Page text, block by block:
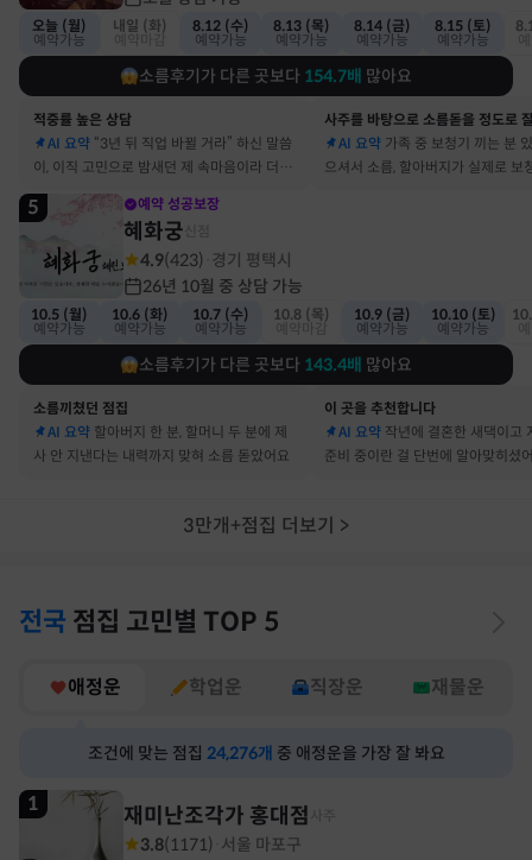
오늘 (월)
예약가능
내일 (화)
8.12 (수)
예약가능
8.13 (목)
예약가능
8.14 (금)
예약가능
8.15 (토)
예약가능
소름후기가 다른 곳보다 154.7배 많아요
적중률 높은 상담
AI 요약 “3년 뒤 직업 바뀔 거라” 하신 말씀
이, 이직 고민으로 밤새던 제 속마음이라 더 신
기했어요
AI 요약 가족 중 보청기 끼는 분
으셔서 소름, 할아버지가 실제로 보
5 예약 성공보장
혜화궁
4.9(423) 경기 평택시
26년 10월 중 상담 가능
10.5 (월)
예약가능
10.6 (화)
예약가능
10.7 (수)
예약가능
10.8 (목)
10.9 (금)
예약가능
10.10 (토)
예약가능
소름후기가 다른 곳보다 143.4배 많아요
소름끼쳤던 점집
AI 요약 할아버지 한 분, 할머니 두 분에 제
사 안 지낸다는 내력까지 맞혀 소름 돋았어요
이 곳을 추천합니다
AI 요약 작년에 결혼한 새댁이고
준비 중이란 걸 단번에 알아맞히셨
3만개+점집 더보기 >
전국 점집 고민별 TOP 5
애정운 학업운 직장운 재물운
조건에 맞는 점집 24,276개 중 애정운을 가장 잘 봐요
1 재미난조각가 홍대점
3.8(1171) 서울 마포구